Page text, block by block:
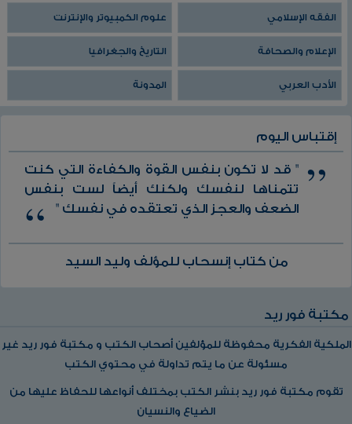
الفقه الإسلامي علوم الكمبيوتر والإنترنت
الإعلام والصحافة التاريخ والجغرافيا
الأدب العربي المدونة
إقتباس اليوم
" قد لا تكون بنفس القوة والكفاءة التي كنت
تتمناها لنفسك ولكنك أيضاً لست بنفس
الضعف والعجز الذي تعتقده في نفسك "
من كتاب إنسحاب للمؤلف وليد السيد
مكتبة فور ريد
الملكية الفكرية محفوظة للمؤلفين أصحاب الكتب و مكتبة فور ريد غير
مسئولة عن ما يتم تداولة في محتوي الكتب
تقوم مكتبة فور ريد بنشر الكتب بمختلف أنواعها للحفاظ عليها من
الضياع والنسيان